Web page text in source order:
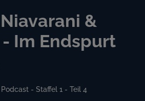
&
Im Endspurt
- Staffel 1 - Teil 4